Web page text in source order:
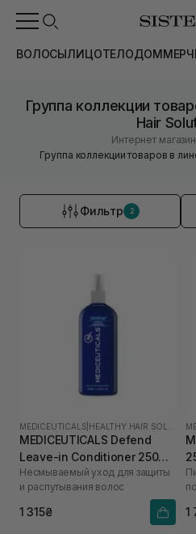
ВОЛОСЫЛИЦОТЕЛОДОММЕРЧ
Группа коллекции
Hair
Интернет
Группа коллекции товаров в
Фильтр 2
MEDICEUTICALS
MEDICEUTICALS Defend
Leave-in Conditioner 250
мл
Несмываемый уход для защиты
и распутывания волос
1 315₴ 1